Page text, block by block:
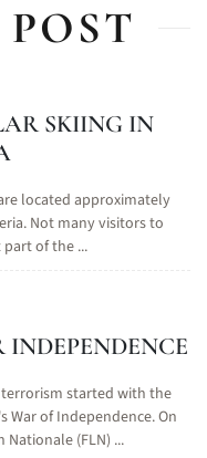
SKIING IN
located approximately
Not many visitors to
of the ...
started with the
of Independence. On
(FLN) ...